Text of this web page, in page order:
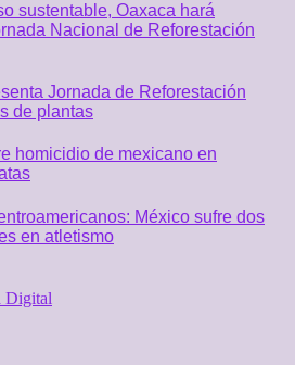
sustentable, Oaxaca hará
Nacional de Reforestación
Jornada de Reforestación
de plantas
homicidio de mexicano en
México sufre dos
en atletismo
Digital